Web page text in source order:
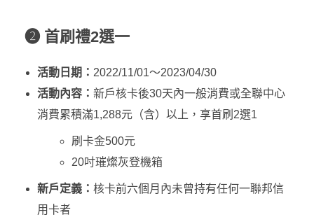
❷ 首刷禮2選一
活動日期： 2022/11/01～2023/04/30
活動內容： 新戶核卡後30天內一般消費或全聯中心
消費累積滿1,288元（含）以上，享首刷2選1
刷卡金500元
20吋璀燦灰登機箱
新戶定義： 核卡前六個月內未曾持有任何一聯邦信
用卡者